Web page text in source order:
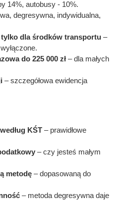
14%, autobusy - 10%.
degresywna, indywidualna,
tylko dla środków transportu –
do 225 000 zł – dla małych
– szczegółowa ewidencja
KŚT – prawidłowe
– czy jesteś małym
metodę – dopasowaną do
– metoda degresywna daje